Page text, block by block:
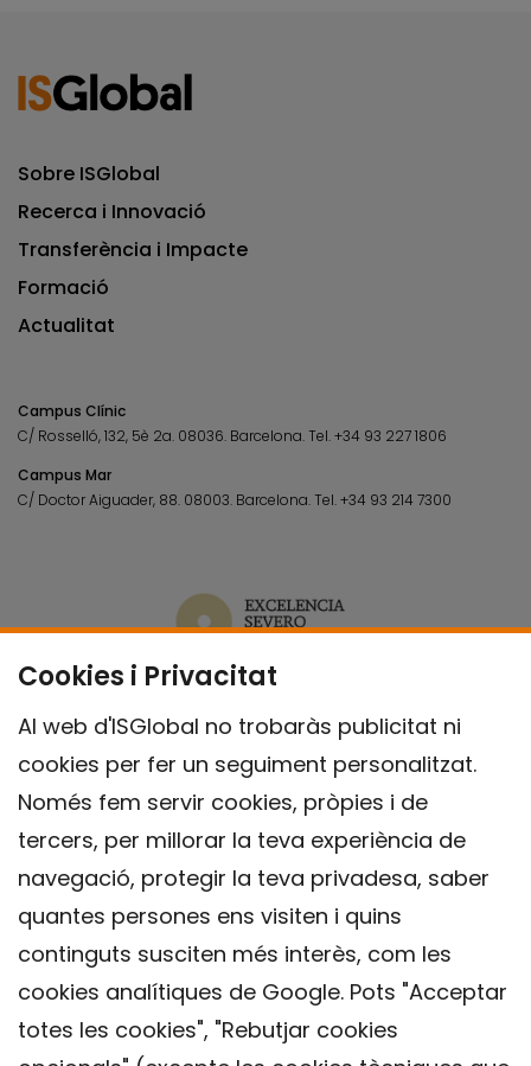
Cookies i Privacitat
Al web d'ISGlobal no trobaràs publicitat ni
cookies per fer un seguiment personalitzat.
Només fem servir cookies, pròpies i de
tercers, per millorar la teva experiència de
navegació, protegir la teva privadesa, saber
quantes persones ens visiten i quins
continguts susciten més interès, com les
cookies analítiques de Google. Pots "Acceptar
totes les cookies", "Rebutjar cookies
Sobre ISGlobal
Recerca i Innovació
Transferència i Impacte
Formació
Actualitat
Campus Clínic
C/ Rosselló, 132, 5è 2a. 08036. Barcelona.Tel.+34 93 227 1806
Campus Mar
C/ Doctor Aiguader, 88. 08003. Barcelona.Tel.+34 93 214 7300